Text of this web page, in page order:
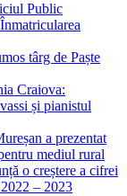
Public
târg de Paște
Craiova:
și pianistul
a prezentat
mediul rural
o creștere a cifrei
– 2023